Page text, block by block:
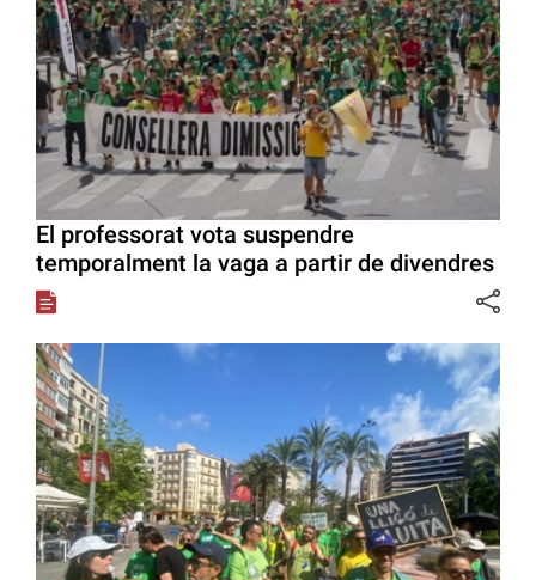
El professorat vota suspendre
temporalment la vaga a partir de divendres